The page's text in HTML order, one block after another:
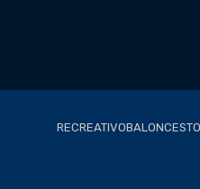
RECREATIVOBALONCESTO